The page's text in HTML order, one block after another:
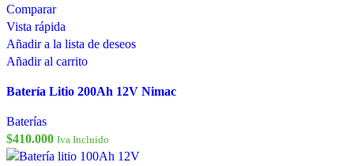
Comparar
Vista rápida
Añadir a la lista de deseos
Añadir al carrito
Batería Litio 200Ah 12V Nimac
Baterías
$410.000 Iva Incluido